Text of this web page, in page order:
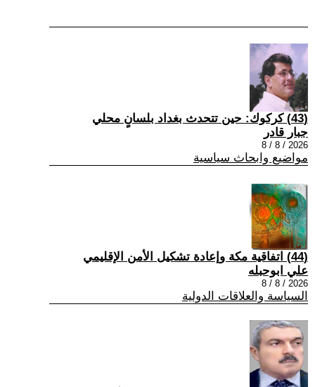
(43) كركوك: حين تتحدث بغداد بلسانٍ محلي
جبار قادر
2026 / 8 / 8
مواضيع وابحاث سياسية
(44) اتفاقية مكة وإعادة تشكيل الأمن الإقليمي
علي ابوحبله
2026 / 8 / 8
السياسة والعلاقات الدولية